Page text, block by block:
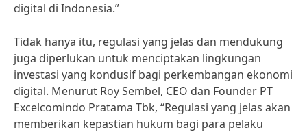
digital di Indonesia.”
Tidak hanya itu, regulasi yang jelas dan mendukung
juga diperlukan untuk menciptakan lingkungan
investasi yang kondusif bagi perkembangan ekonomi
digital. Menurut Roy Sembel, CEO dan Founder PT
Excelcomindo Pratama Tbk, “Regulasi yang jelas akan
memberikan kepastian hukum bagi para pelaku